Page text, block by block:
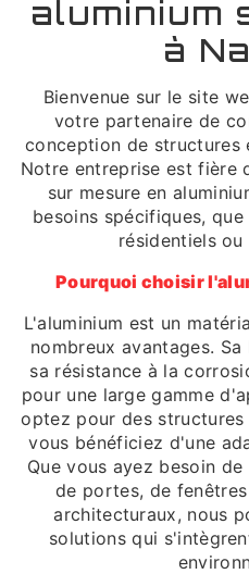
aluminium
à
Bienvenue sur le site
votre partenaire de
conception de structures
Notre entreprise est fière
sur mesure en
besoins spécifiques,
résidentiels
Pourquoi choisir
L'aluminium est un
nombreux avantages.
sa résistance à la
pour une large gamme
optez pour des structures
vous bénéficiez d'une
Que vous ayez besoin
de portes, de
architecturaux, nous
solutions qui